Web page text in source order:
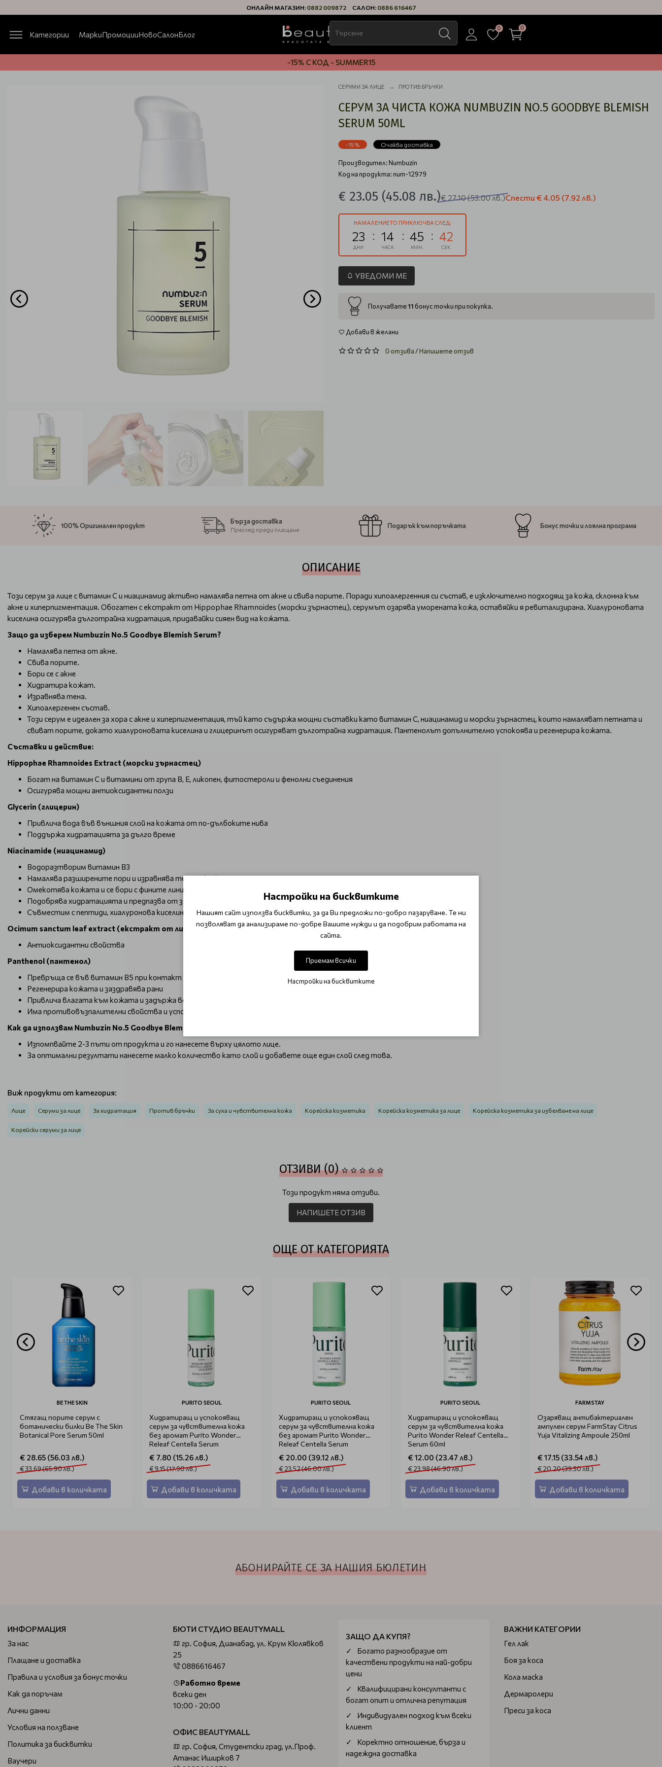
ОНЛАЙН МАГАЗИН: 0882 009872 САЛОН: 0886 616467
Категории МаркиПромоцииНовоСалонБлог
0 0
-15% С КОД - SUMMER15
СЕРУМИ ЗА ЛИЦЕ ПРОТИВ БРЪЧКИ
СЕРУМ ЗА ЧИСТА КОЖА NUMBUZIN NO.5 GOODBYE BLEMISH
SERUM 50ML
-15% Очаква доставка
Производител:Numbuzin
Код на продукта: num-12979
€ 23.05 (45.08 лв.)€ 27.10(53.00 лв.)Спести € 4.05 (7.92 лв.)
НАМАЛЕНИЕТО ПРИКЛЮЧВА СЛЕД:
23
ДНИ
14
ЧАСА
45
МИН.
41
СЕК.
УВЕДОМИ МЕ
Получавате11 бонус точки при покупка.
Добави в желани
0 отзива/Напишете отзив
100% Оригинален продукт
Бърза доставка
Преглед преди плащане
Подарък към поръчката Бонус точки и лоялна програма
ОПИСАНИЕ
Този серум за лице с витамин C и ниацинамид активно намалява петна от акне и свива порите. Поради хипоалергенния си състав, е изключително подходящ за кожа, склонна към
акне и хиперпигментация. Обогатен с екстракт от Hippophae Rhamnoides (морски зърнастец), серумът озарява уморената кожа, оставяйки я ревитализирана. Хиалуроновата
киселина осигурява дълготрайна хидратация, придавайки сияен вид на кожата.
Защо да изберем Numbuzin No.5 Goodbye Blemish Serum?
Намалява петна от акне.
Свива порите.
Бори се с акне
Хидратира кожат.
Изравнява тена.
Хипоалергенен състав.
Този серум е идеален за хора с акне и хиперпигментация, тъй като съдържа мощни съставки като витамин C, ниацинамид и морски зърнастец, които намаляват петната и
свиват порите, докато хиалуроновата киселина и глицеринът осигуряват дълготрайна хидратация. Пантенолът допълнително успокоява и регенерира кожата.
Съставки и действие:
Hippophae Rhamnoides Extract (морски зърнастец)
Богат на витамин C и витамини от група B, E, ликопен, фитостероли и фенолни съединения
Осигурява мощни антиоксидантни ползи
Glycerin (глицерин)
Привлича вода във външния слой на кожата от по-дълбоките нива
Поддържа хидратацията за дълго време
Niacinamide (ниацинамид)
Водоразтворим витамин B3
Намалява разширените пори и изравнява тена на кожата
Омекотява кожата и се бори с фините линии и бръчки
Подобрява хидратацията и предпазва от загуба на влага
Съвместим с пептиди, хиалуронова киселина, AHA, BHA и антиоксиданти
Ocimum sanctum leaf extract (екстракт от листа на сладък босилек)
Антиоксидантни свойства
Panthenol (пантенол)
Превръща се във витамин B5 при контакт с кожата
Регенерира кожата и заздравява рани
Привлича влагата към кожата и задържа водата
Има противовъзпалителни свойства и успокоява кожата
Как да използвам Numbuzin No.5 Goodbye Blemish Serum?
Изпомпвайте 2-3 пъти от продукта и го нанесете върху цялото лице.
За оптимални резултати нанесете малко количество като слой и добавете още един слой след това.
Виж продукти от категория:
Лице Серуми за лице За хидратация Против бръчки За суха и чувствителна кожа Корейска козметика Корейска козметика за лице Корейска козметика за избелване на лице
Корейски серуми за лице
ОТЗИВИ (0)
Този продукт няма отзиви.
НАПИШЕТЕ ОТЗИВ
ОЩЕ ОТ КАТЕГОРИЯТА
BE THE SKIN
Стягащ порите серум с
ботанически билки Be The Skin
Botanical Pore Serum 50ml
€ 28.65 (56.03 лв.)
€ 33.69 (65.90 лв.)
Добави в количката
PURITO SEOUL
Хидратиращ и успокояващ
серум за чувствителна кожа
без аромат Purito Wonder
Releaf Centella Serum
Unscented Mini 15ml
€ 7.80 (15.26 лв.)
€ 9.15 (17.90 лв.)
Добави в количката
PURITO SEOUL
Хидратиращ и успокояващ
серум за чувствителна кожа
без аромат Purito Wonder
Releaf Centella Serum
Unscented 60ml
€ 20.00 (39.12 лв.)
€ 23.52 (46.00 лв.)
Добави в количката
PURITO SEOUL
Хидратиращ и успокояващ
серум за чувствителна кожа
Purito Wonder Releaf Centella
Serum 60ml
€ 12.00 (23.47 лв.)
€ 23.98 (46.90 лв.)
Добави в количката
FARMSTAY
Озаряващ антибактериален
ампулен серум FarmStay Citrus
Yuja Vitalizing Ampoule 250ml
€ 17.15 (33.54 лв.)
€ 20.20 (39.50 лв.)
Добави в количката
АБОНИРАЙТЕ СЕ ЗА НАШИЯ БЮЛЕТИН
ИНФОРМАЦИЯ
За нас
Плащане и доставка
Правила и условия за бонус точки
Как да поръчам
Лични данни
Условия на ползване
Политика за бисквитки
Ваучери
БЮТИ СТУДИО BEAUTYMALL
гр. София, Дианабад, ул. Крум Кюлявков
25
0886616467
Работно време
всеки ден
10:00 - 20:00
ОФИС BEAUTYMALL
гр. София, Студентски град, ул.Проф.
Атанас Иширков 7
ЗАЩО ДА КУПЯ?
Богатo разнообразие от
качествени продукти на най-добри
цени
Квалифицирани консултанти с
богат опит и отлична репутация
Индивидуален подход към всеки
клиент
Коректно отношение, бърза и
надеждна доставка
ВАЖНИ КАТЕГОРИИ
Гел лак
Боя за коса
Кола маска
Дермаролери
Преси за коса
Настройки на бисквитките
Нашият сайт използва бисквитки, за да Ви предложи по-добро пазаруване. Те ни
позволяват да анализираме по-добре Вашите нужди и да подобрим работата на
сайта.
Приемам всички
Настройки на бисквитките